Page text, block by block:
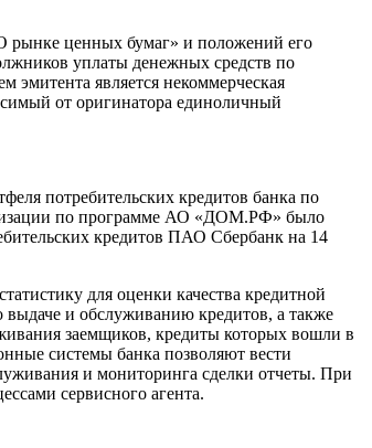
рынке ценных бумаг» и положений его
уплаты денежных средств по
эмитента является некоммерческая
от оригинатора единоличный
потребительских кредитов банка по
по программе АО «ДОМ.РФ» было
кредитов ПАО Сбербанк на 14
для оценки качества кредитной
и обслуживанию кредитов, а также
заемщиков, кредиты которых вошли в
системы банка позволяют вести
и мониторинга сделки отчеты. При
сервисного агента.